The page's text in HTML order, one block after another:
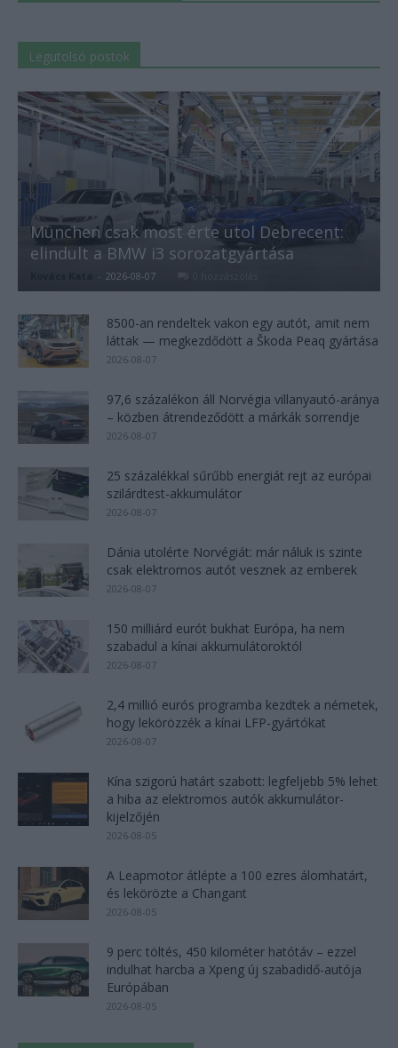
Legutolsó postok
München csak most érte utol Debrecent:
elindult a BMW i3 sorozatgyártása
- 2026-08-07
8500-an rendeltek vakon egy autót, amit nem
láttak — megkezdődött a Škoda Peaq gyártása
2026-08-07
97,6 százalékon áll Norvégia villanyautó-aránya
– közben átrendeződött a márkák sorrendje
2026-08-07
25 százalékkal sűrűbb energiát rejt az európai
szilárdtest-akkumulátor
2026-08-07
Dánia utolérte Norvégiát: már náluk is szinte
csak elektromos autót vesznek az emberek
2026-08-07
150 milliárd eurót bukhat Európa, ha nem
szabadul a kínai akkumulátoroktól
2026-08-07
2,4 millió eurós programba kezdtek a németek,
hogy lekörözzék a kínai LFP-gyártókat
2026-08-07
Kína szigorú határt szabott: legfeljebb 5% lehet
a hiba az elektromos autók akkumulátor-
kijelzőjén
2026-08-05
A Leapmotor átlépte a 100 ezres álomhatárt,
és lekörözte a Changant
2026-08-05
9 perc töltés, 450 kilométer hatótáv – ezzel
indulhat harcba a Xpeng új szabadidő-autója
Európában
2026-08-05